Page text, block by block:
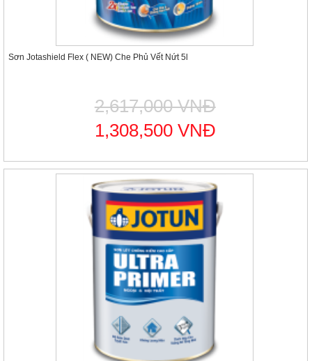
Sơn Jotashield Flex ( NEW) Che Phủ Vết Nứt 5l
2,617,000 VNĐ
1,308,500 VNĐ